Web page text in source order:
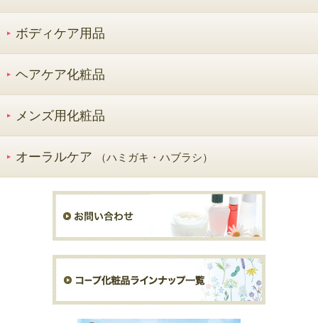
ボディケア用品
ヘアケア化粧品
メンズ用化粧品
オーラルケア （ハミガキ・ハブラシ）